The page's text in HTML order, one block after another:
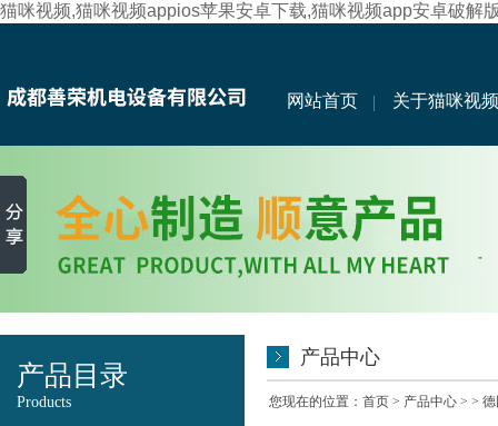
猫咪视频,猫咪视频appios苹果安卓下载,猫咪视频app安卓破解
网站首页 关于猫咪视频
产品目录
Products
产品中心
您现在的位置： 首页 > 产品中心 > > 德